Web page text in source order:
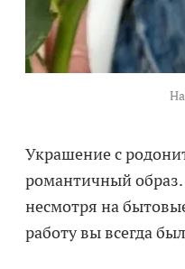
Украшение с
романтичный
несмотря на
работу вы всегда